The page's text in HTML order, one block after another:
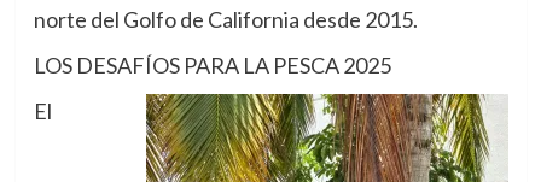
norte del Golfo de California desde 2015.
LOS DESAFÍOS PARA LA PESCA 2025
El